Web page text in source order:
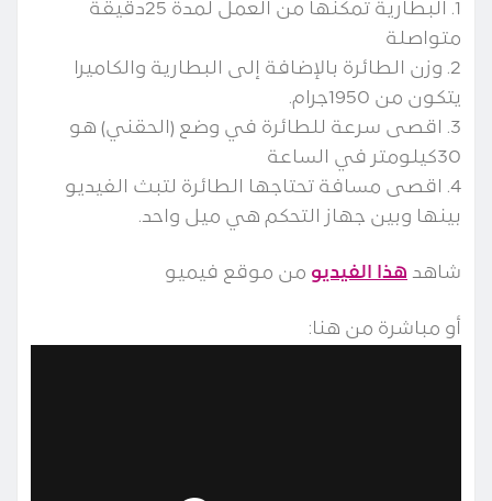
1. البطارية تمكنها من العمل لمدة 25دقيقة
متواصلة
2. وزن الطائرة بالإضافة إلى البطارية والكاميرا
يتكون من 1950جرام.
3. اقصى سرعة للطائرة في وضع (الحقني) هو
30كيلومتر في الساعة
4. اقصى مسافة تحتاجها الطائرة لتبث الفيديو
بينها وبين جهاز التحكم هي ميل واحد.
شاهد هذا الفيديو من موقع فيميو
أو مباشرة من هنا: